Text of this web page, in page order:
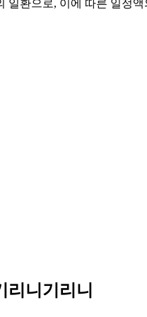
일환으로, 이에 따른 일정
리니기리니